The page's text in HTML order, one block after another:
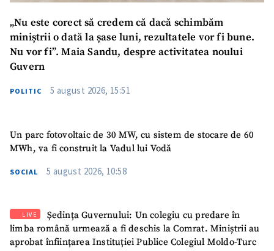
SUSȚINE
„Nu este corect să credem că dacă schimbăm
miniștrii o dată la șase luni, rezultatele vor fi bune.
Nu vor fi”. Maia Sandu, despre activitatea noului
Guvern
POLITIC 5 august 2026, 15:51
Un parc fotovoltaic de 30 MW, cu sistem de stocare de 60
MWh, va fi construit la Vadul lui Vodă
SOCIAL 5 august 2026, 10:58
LIVE
Ședința Guvernului: Un colegiu cu predare în
limba română urmează a fi deschis la Comrat. Miniștrii au
aprobat înființarea Instituției Publice Colegiul Moldo-Turc